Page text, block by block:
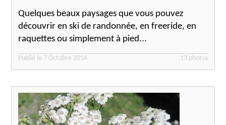
Quelques beaux paysages que vous pouvez
découvrir en ski de randonnée, en freeride, en
raquettes ou simplement à pied...
Publié le 7 Octobre 2014 13 photos